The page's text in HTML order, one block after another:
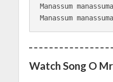
Manassum
Watch Song O